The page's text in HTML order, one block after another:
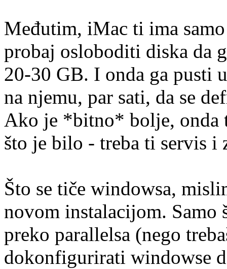
Međutim, iMac ti ima
probaj osloboditi diska da
20-30 GB. I onda ga pusti
na njemu, par sati, da se
Ako je *bitno* bolje, onda
što je bilo - treba ti servis i
Što se tiče windowsa,
novom instalacijom. Samo
preko parallelsa (nego
dokonfigurirati windowse